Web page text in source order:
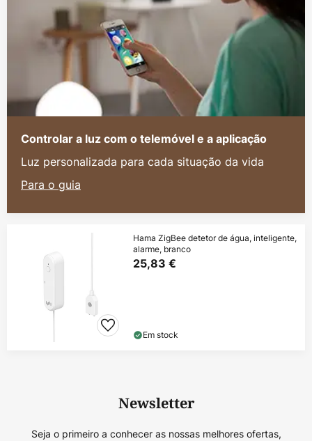
Controlar a luz com o telemóvel e a aplicação
Luz personalizada para cada situação da vida
Para o guia
Hama ZigBee detetor de água, inteligente,
alarme, branco
25,83 €
Em stock
Newsletter
Seja o primeiro a conhecer as nossas melhores ofertas,